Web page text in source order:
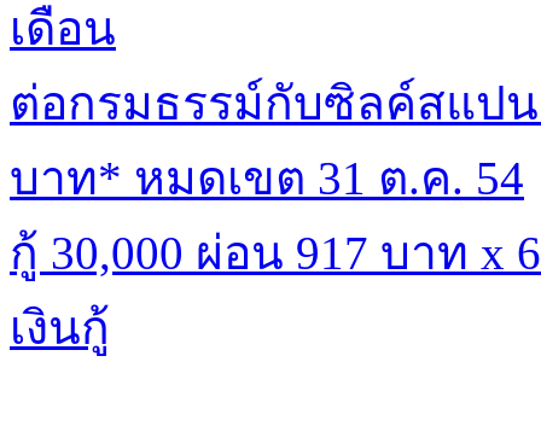
เดือน
ต่อกรมธรรม์กับซิลค์สแป
บาท* หมดเขต 31 ต.ค. 54
กู้ 30,000 ผ่อน 917 บาท x
เงินกู้